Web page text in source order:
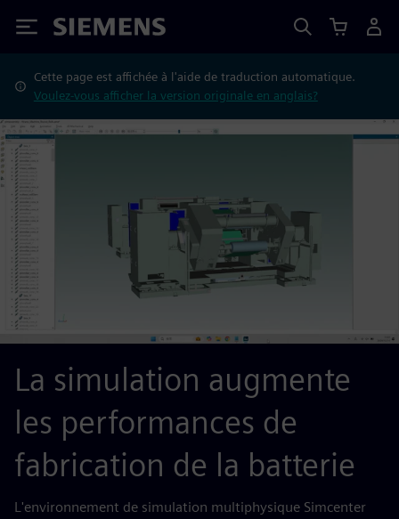
Siemens
Cette page est affichée à l'aide de traduction automatique.
Voulez-vous afficher la version originale en anglais?
La simulation augmente
les performances de
fabrication de la batterie
L'environnement de simulation multiphysique Simcenter